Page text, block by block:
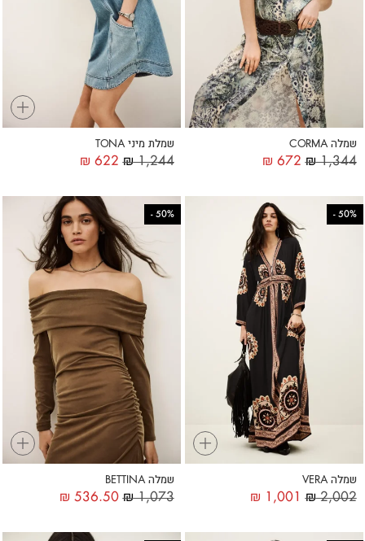
+
שמלה CORMA
₪1,344
₪ 672
+
שמלת מיני TONA
₪1,244
₪ 622
+
50%
-
שמלה VERA
₪2,002
₪ 1,001
+
50%
-
שמלה BETTINA
₪1,073
₪ 536.50